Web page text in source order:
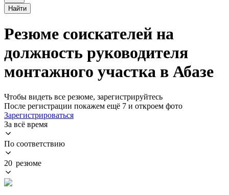
Найти
Резюме соискателей на
должность руководителя
монтажного участка в Абазе
Чтобы видеть все резюме, зарегистрируйтесь
После регистрации покажем ещё 7 и откроем фото
Зарегистрироваться
За всё время
По соответствию
20 резюме